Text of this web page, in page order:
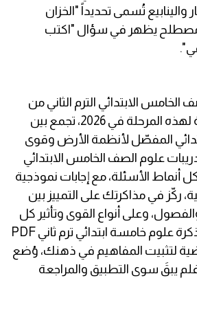
والينابيع تُسمى تحديداً "الخزان
مصطلح يظهر في سؤال "اكتب
الابتدائي الترم الثاني من
أشمل المراجع المتاحة لهذه المرحلة في 2026، تجمع بين
المفصّل لأنظمة الأرض وقوى
علوم الصف الخامس الابتدائي
أنماط الأسئلة، مع إجابات نموذجية
ركّز في مذاكرتك على التمييز بين
وعلى أنواع القوى وتأثير كل
منها، وراجع تحميل مذكرة علوم خامسة ابتدائي ترم ثاني PDF
لتثبيت المفاهيم في ذهنك، وُضع
يبقَ سوى التطبيق والمراجعة